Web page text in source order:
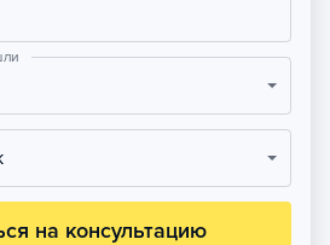
на консультацию